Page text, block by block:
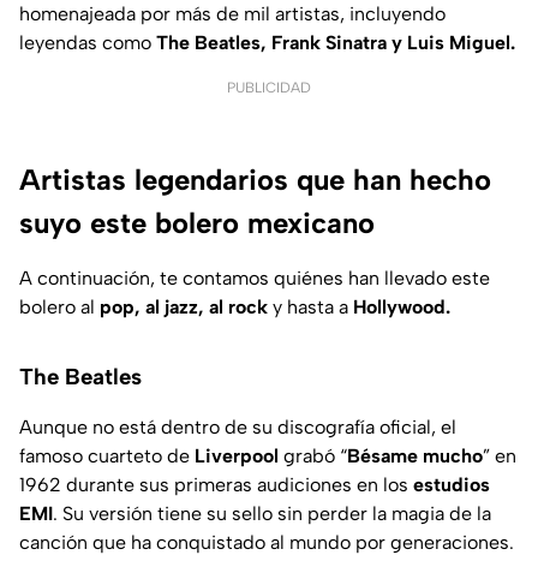
homenajeada por más de mil artistas, incluyendo
leyendas como The Beatles, Frank Sinatra y Luis Miguel.
PUBLICIDAD
Artistas legendarios que han hecho
suyo este bolero mexicano
A continuación, te contamos quiénes han llevado este
bolero al pop, al jazz, al rock y hasta a Hollywood.
The Beatles
Aunque no está dentro de su discografía oficial, el
famoso cuarteto de Liverpool grabó “Bésame mucho” en
1962 durante sus primeras audiciones en los estudios
EMI. Su versión tiene su sello sin perder la magia de la
canción que ha conquistado al mundo por generaciones.